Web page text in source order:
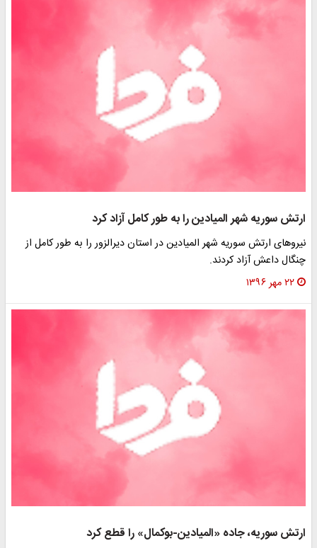
ارتش سوریه شهر المیادین را به طور کامل آزاد کرد
نیروهای ارتش سوریه شهر المیادین در استان دیرالزور را به طور کامل از
چنگال داعش آزاد کردند.
۲۲ مهر ۱۳۹۶
ارتش سوریه، جاده «المیادین-بوکمال» را قطع کرد